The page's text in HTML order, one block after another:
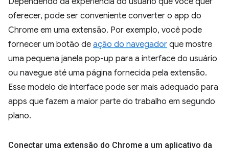
oferecer, pode ser conveniente converter o app do
Chrome em uma extensão. Por exemplo, você pode
fornecer um botão de ação do navegador que mostre
uma pequena janela pop-up para a interface do usuário
ou navegue até uma página fornecida pela extensão.
Esse modelo de interface pode ser mais adequado para
apps que fazem a maior parte do trabalho em segundo
plano.
Conectar uma extensão do Chrome a um aplicativo da